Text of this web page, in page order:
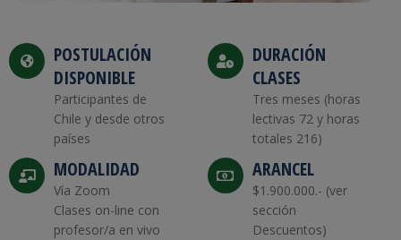
POSTULACIÓN
DISPONIBLE
Participantes de
Chile y desde otros
países
MODALIDAD
Vía Zoom
Clases on-line con
profesor/a en vivo
DURACIÓN
CLASES
Tres meses (horas
lectivas 72 y horas
totales 216)
ARANCEL
$1.900.000.- (ver
sección
Descuentos)